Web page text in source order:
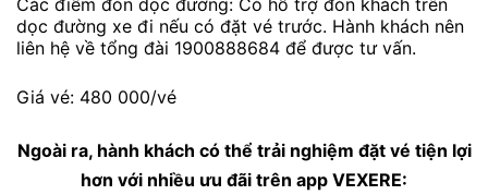
dọc đường xe đi nếu có đặt vé trước. Hành khách nên
liên hệ về tổng đài 1900888684 để được tư vấn.
Giá vé: 480 000/vé
Ngoài ra, hành khách có thể trải nghiệm đặt vé tiện lợi
hơn với nhiều ưu đãi trên app VEXERE: